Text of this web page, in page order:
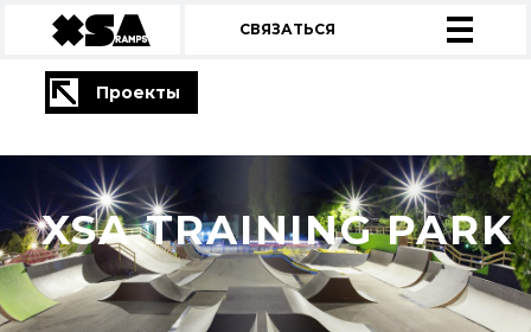
СВЯЗАТЬСЯ
Проекты
XSA TRAINING PARK